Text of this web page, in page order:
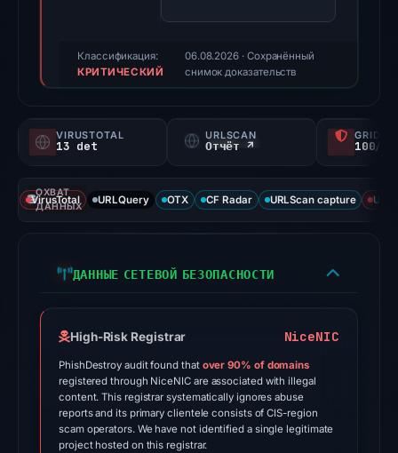
94/100
(a
13
VirusTotal
flagged
the
domain
on
Классификация:
КРИТИЧЕСКИЙ
06.08.2026 · Сохранённый
снимок доказательств
VIRUSTOTAL
13 det
URLSCAN
Отчёт ↗ 100/
ОХВАТ
ДАННЫХ
VirusTotal URLQuery OTX CF Radar URLScan capture
ДАННЫЕ СЕТЕВОЙ БЕЗОПАСНОСТИ
High-Risk Registrar NiceNIC
PhishDestroy audit found that over 90% of domains
registered through NiceNIC are associated with illegal
content. This registrar systematically ignores abuse
reports and its primary clientele consists of CIS-region
scam operators. We have not identified a single legitimate
project hosted on this registrar.